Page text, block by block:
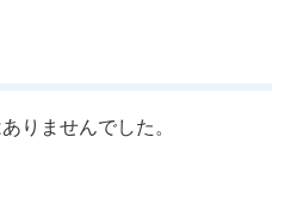
りませんでした。